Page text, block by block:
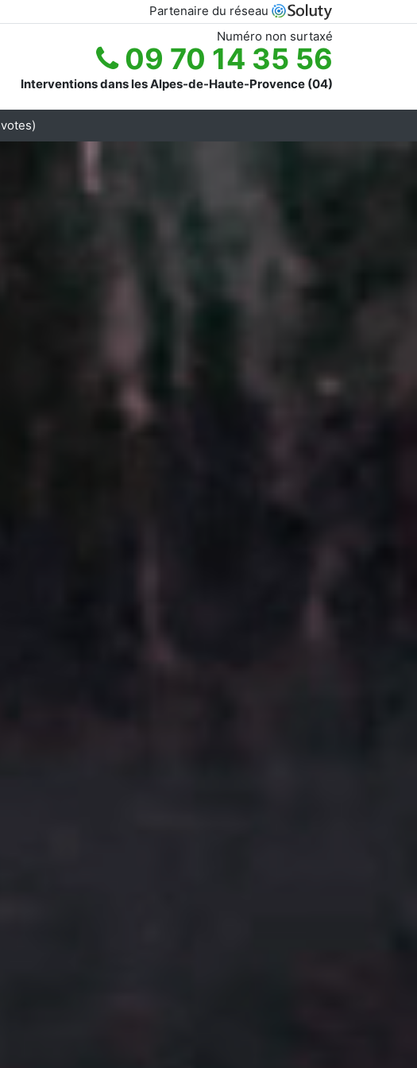
Partenaire du réseau
Numéro non surtaxé
09 70 14 35 56
Interventions dans les Alpes-de-Haute-Provence (04)
votes)